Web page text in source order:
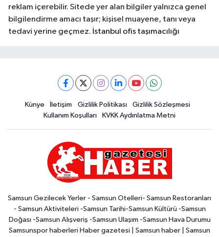
reklam içerebilir. Sitede yer alan bilgiler yalnızca genel
bilgilendirme amacı taşır; kişisel muayene, tanı veya
tedavi yerine geçmez. İstanbul ofis taşımacılığı
Künye İletişim Gizlilik Politikası
Gizlilik Sözleşmesi
Kullanım Koşulları
KVKK Aydınlatma Metni
Samsun Gezilecek Yerler - Samsun Otelleri- Samsun Restoranları
- Samsun Aktiviteleri -Samsun Tarihi-Samsun Kültürü -Samsun
Doğası -Samsun Alışveriş -Samsun Ulaşım -Samsun Hava Durumu
Samsunspor haberleri Haber gazetesi | Samsun haber | Samsun